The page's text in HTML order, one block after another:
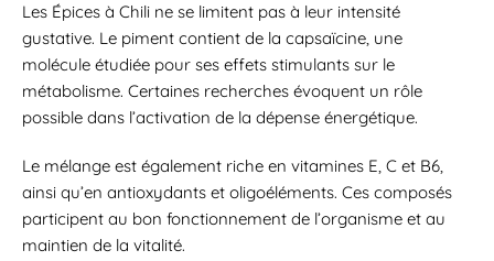
Les Épices à Chili ne se limitent pas à leur intensité
gustative. Le piment contient de la capsaïcine, une
molécule étudiée pour ses effets stimulants sur le
métabolisme. Certaines recherches évoquent un rôle
possible dans l’activation de la dépense énergétique.
Le mélange est également riche en vitamines E, C et B6,
ainsi qu’en antioxydants et oligoéléments. Ces composés
participent au bon fonctionnement de l’organisme et au
maintien de la vitalité.